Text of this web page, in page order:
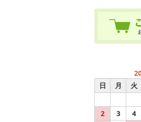
日
月 火
2
3 4